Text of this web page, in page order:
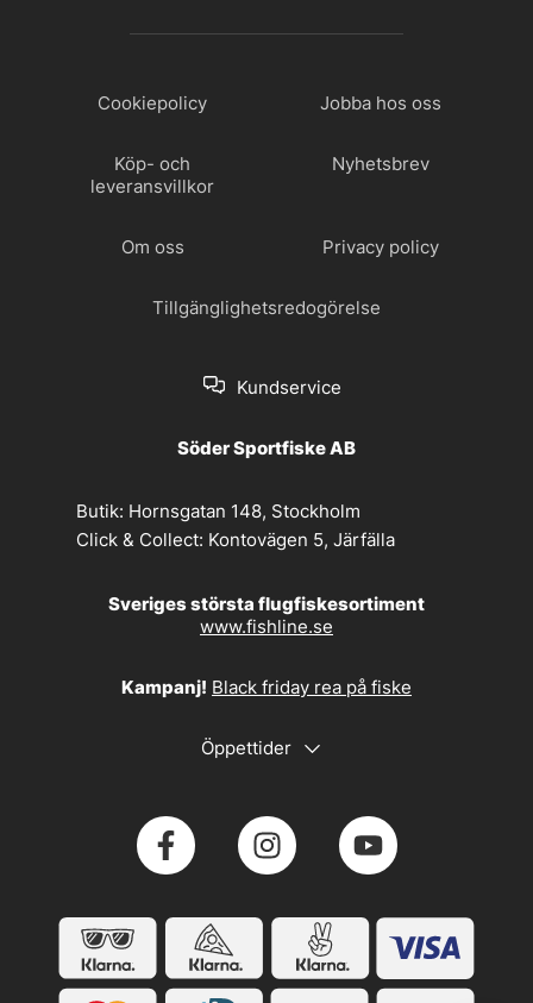
Cookiepolicy Jobba hos oss
Köp- och
leveransvillkor
Nyhetsbrev
Om oss Privacy policy
Tillgänglighetsredogörelse
Kundservice
Söder Sportfiske AB
Butik: Hornsgatan 148, Stockholm
Click & Collect: Kontovägen 5, Järfälla
Sveriges största flugfiskesortiment
www.fishline.se
Kampanj! Black friday rea på fiske
Öppettider